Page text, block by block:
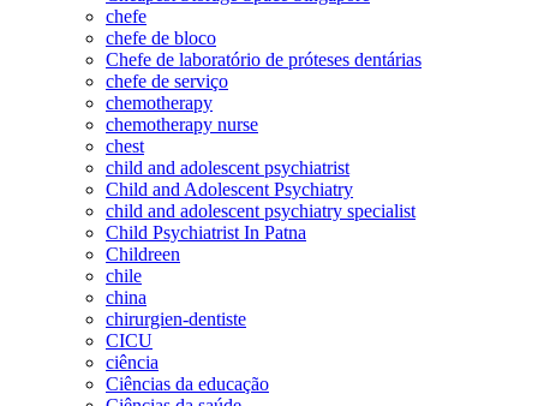
chefe
chefe de bloco
Chefe de laboratório de próteses dentárias
chefe de serviço
chemotherapy
chemotherapy nurse
chest
child and adolescent psychiatrist
Child and Adolescent Psychiatry
child and adolescent psychiatry specialist
Child Psychiatrist In Patna
Childreen
chile
china
chirurgien-dentiste
CICU
ciência
Ciências da educação